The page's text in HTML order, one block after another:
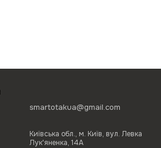
smartotakua@gmail.com
Київська обл., м. Київ, вул. Левка
Лук'яненка, 14А